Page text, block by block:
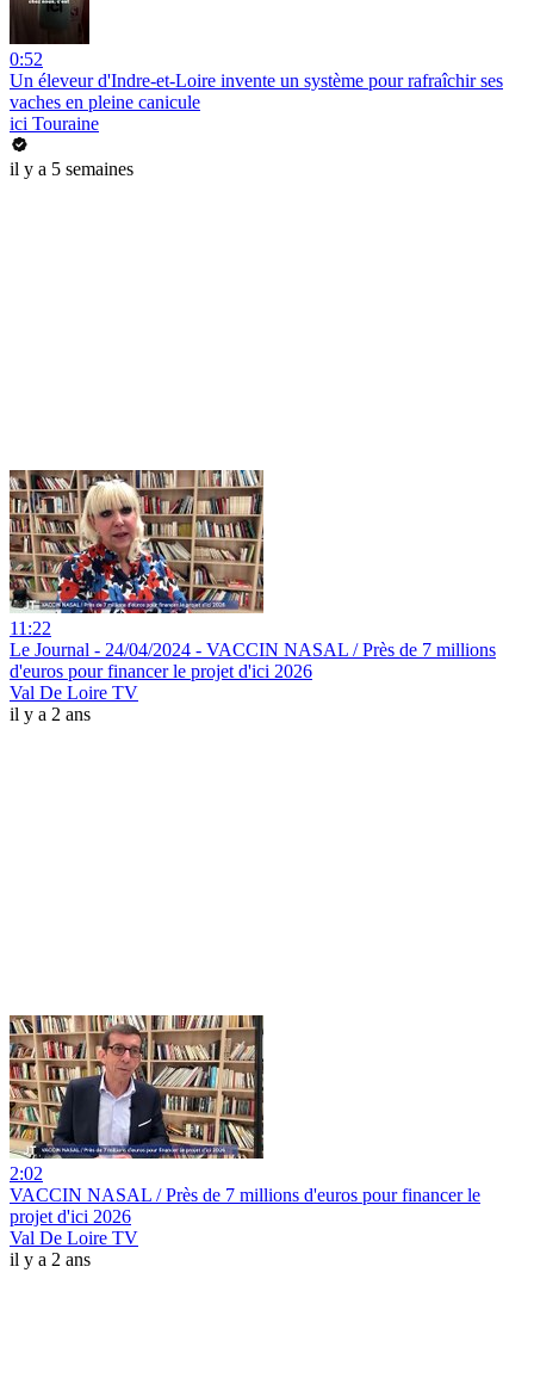
0:52
Un éleveur d'Indre-et-Loire invente un système pour rafraîchir ses
vaches en pleine canicule
ici Touraine
il y a 5 semaines
11:22
Le Journal - 24/04/2024 - VACCIN NASAL / Près de 7 millions
d'euros pour financer le projet d'ici 2026
Val De Loire TV
il y a 2 ans
2:02
VACCIN NASAL / Près de 7 millions d'euros pour financer le
projet d'ici 2026
Val De Loire TV
il y a 2 ans